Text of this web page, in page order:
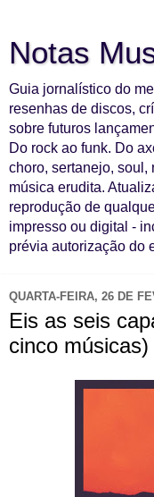
Notas
Guia jornalístico do
resenhas de discos,
sobre futuros
Do rock ao funk. Do
choro, sertanejo, soul,
música erudita.
reprodução de
impresso ou digital -
prévia autorização do
QUARTA-FEIRA, 26 DE
Eis as seis
cinco